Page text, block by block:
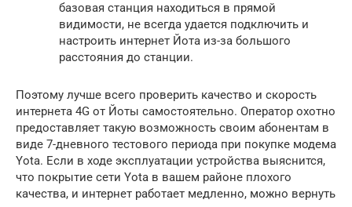
базовая станция находиться в прямой
видимости, не всегда удается подключить и
настроить интернет Йота из-за большого
расстояния до станции.
Поэтому лучше всего проверить качество и скорость
интернета 4G от Йоты самостоятельно. Оператор охотно
предоставляет такую возможность своим абонентам в
виде 7-дневного тестового периода при покупке модема
Yota. Если в ходе эксплуатации устройства выяснится,
что покрытие сети Yota в вашем районе плохого
качества, и интернет работает медленно, можно вернуть